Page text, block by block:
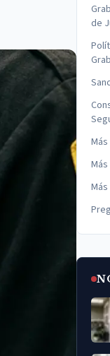
de